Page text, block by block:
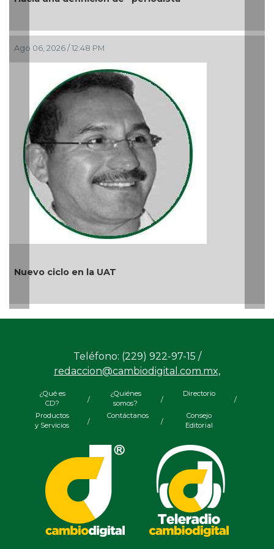
Ago 06, 2026 / 12:48 PM
Nuevo ciclo en la UAT
Teléfono: (229) 922-97-15 /
redaccion@cambiodigital.com.mx,